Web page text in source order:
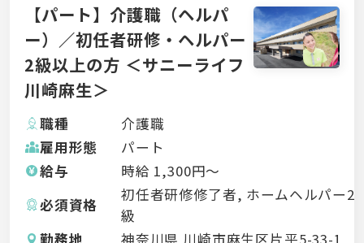
【パート】介護職（ヘルパ
ー）／初任者研修・ヘルパー
2級以上の方 ＜サニーライフ
川崎麻生＞
職種
介護職
雇用形態
パート
給与
時給 1,300円〜
必須資格
初任者研修修了者, ホームヘルパー2
級
勤務地
神奈川県 川崎市麻生区片平5-33-1